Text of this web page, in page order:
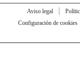
Aviso legal
Configuración de cookies